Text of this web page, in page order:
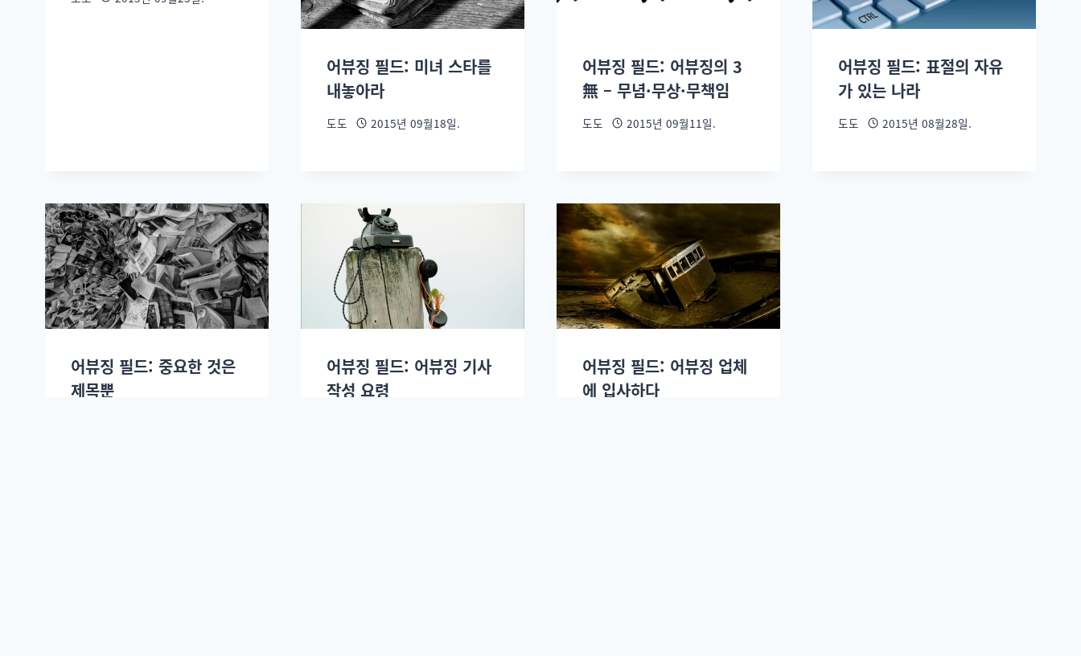
어뷰징 필드: 미녀 스타를
내놓아라
도도 2015년 09월18일.
어뷰징 필드: 어뷰징의 3
無 – 무념·무상·무책임
도도 2015년 09월11일.
어뷰징 필드: 표절의 자유
가 있는 나라
도도 2015년 08월28일.
어뷰징 필드: 중요한 것은
제목뿐
어뷰징 필드: 어뷰징 기사
작성 요령
어뷰징 필드: 어뷰징 업체
에 입사하다